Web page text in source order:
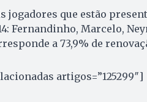
jogadores que estão
Fernandinho, Marcelo,
a 73,9% de
artigos=”125299″]